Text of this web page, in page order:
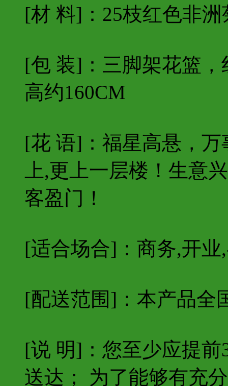
[材 料]：25枝红色非
[包 装]：三脚架花篮
高约160CM
[花 语]：福星高悬，
上,更上一层楼！生意
客盈门！
[适合场合]：商务,开业
[配送范围]：本产品全
[说 明]：您至少应提
送达； 为了能够有充